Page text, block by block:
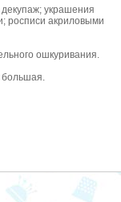
украшения
росписи акриловыми
ошкуривания.
большая.